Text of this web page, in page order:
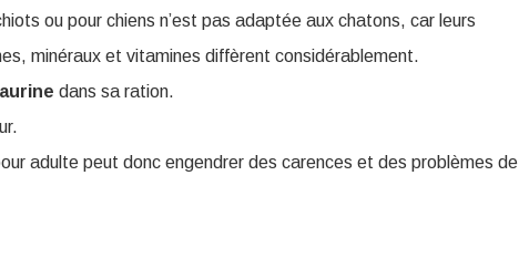
ou pour chiens n’est pas adaptée aux chatons, car leurs
minéraux et vitamines diffèrent considérablement.
dans sa ration.
adulte peut donc engendrer des carences et des problèmes de